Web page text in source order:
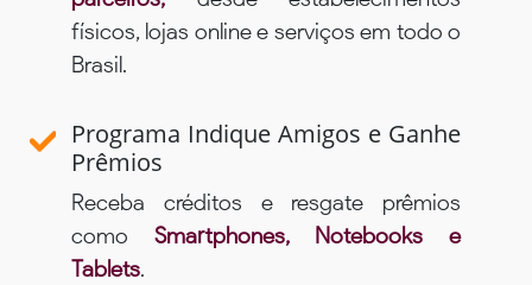
físicos, lojas online e serviços em todo o
Brasil.
Programa Indique Amigos e Ganhe
Prêmios
Receba créditos e resgate prêmios
como Smartphones, Notebooks e
Tablets.